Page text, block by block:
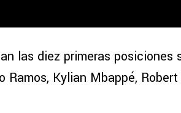
las diez primeras posiciones
Ramos, Kylian Mbappé,